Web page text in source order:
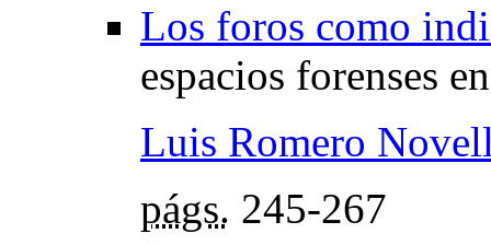
Los foros como
espacios forenses
Luis Romero
págs. 245-267